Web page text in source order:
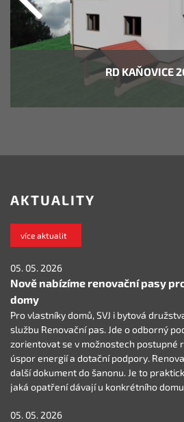
RD KAŇOVICE
AKTUALITY
více aktualit
05. 05. 2026
Nově nabízíme renovační pasy
domy
Pro vlastníky domů, SVJ i bytová
službu Renovační pas. Jde o odborný
zorientovat se v možnostech postupné
úspor energií a dotační podpory.
další dokument do šanonu. Je to
jaká opatření dávají u konkrétního
05. 05. 2026